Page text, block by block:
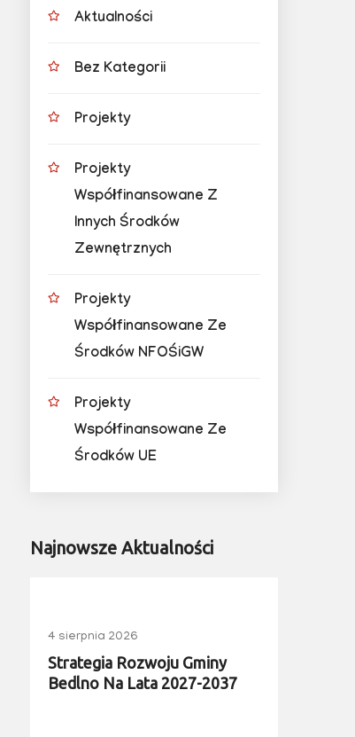
Aktualności
Bez Kategorii
Projekty
Projekty
Współfinansowane Z
Innych Środków
Zewnętrznych
Projekty
Współfinansowane Ze
Środków NFOŚiGW
Projekty
Współfinansowane Ze
Środków UE
Najnowsze Aktualności
4 sierpnia 2026
Strategia Rozwoju Gminy
Bedlno Na Lata 2027-2037